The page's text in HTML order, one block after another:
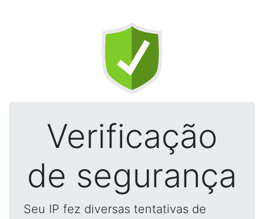
Verificação
de segurança
Seu IP fez diversas tentativas de